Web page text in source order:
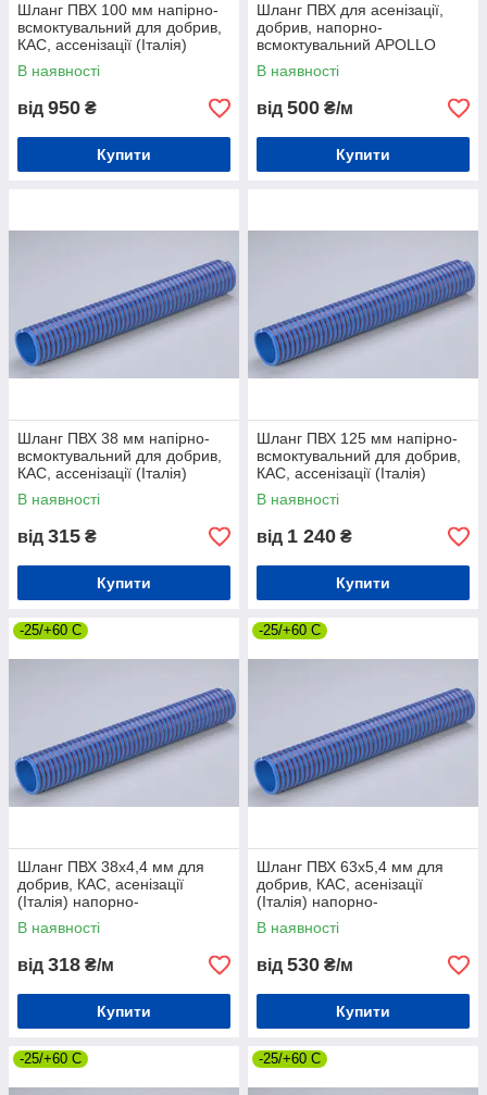
Шланг ПВХ 100 мм напірно-
всмоктувальний для добрив,
КАС, ассенізації (Італія)
В наявності
від 950 ₴
Купити
Шланг ПВХ для асенізації,
добрив, напорно-
всмоктувальний APOLLO
SUPERFLEX-2
В наявності
від 500 ₴/м
Купити
Шланг ПВХ 38 мм напірно-
всмоктувальний для добрив,
КАС, ассенізації (Італія)
В наявності
від 315 ₴
Купити
Шланг ПВХ 125 мм напірно-
всмоктувальний для добрив,
КАС, ассенізації (Італія)
В наявності
від 1 240 ₴
Купити
-25/+60 С
Шланг ПВХ 38х4,4 мм для
добрив, КАС, асенізації
(Італія) напорно-
всмоктувальний
В наявності
від 318 ₴/м
Купити
-25/+60 С
Шланг ПВХ 63х5,4 мм для
добрив, КАС, асенізації
(Італія) напорно-
всмоктувальний
В наявності
від 530 ₴/м
Купити
-25/+60 С -25/+60 С